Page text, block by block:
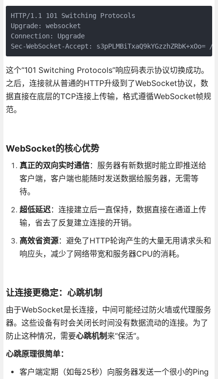
HTTP/1.1 101 Switching Protocols
Upgrade: websocket
Connection: Upgrade
Sec-WebSocket-Accept: s3pPLMBiTxaQ9kYGzzhZRbK+xOo=
这个“101 Switching Protocols”响应码表示协议切换成功。
之后，连接就从普通的HTTP升级到了WebSocket协议，数
据直接在底层的TCP连接上传输，格式遵循WebSocket帧规
范。
WebSocket的核心优势
真正的双向实时通信：服务器有新数据时能立即推送给
客户端，客户端也能随时发送数据给服务器，无需等
待。
超低延迟：连接建立后一直保持，数据直接在通道上传
输，省去了反复建立连接的开销。
高效省资源：避免了HTTP轮询产生的大量无用请求头和
响应头，减少了网络带宽和服务器CPU的消耗。
让连接更稳定：心跳机制
由于WebSocket是长连接，中间可能经过防火墙或代理服务
器。这些设备有时会关闭长时间没有数据流动的连接。为了
防止这种情况，需要心跳机制 来“保活”。
心跳原理很简单：
客户端定期（如每25秒）向服务器发送一个很小的Ping